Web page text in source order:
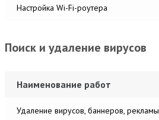
Настройка Wi-Fi-роутера
Поиск и удаление вирусов
Наименование работ
Удаление вирусов, баннеров, рекламы